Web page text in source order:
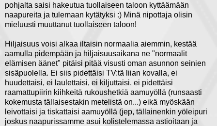
pohjalta saisi hakeutua tuollaiseen taloon kyttäämään
naapureita ja tulemaan kytätyksi :) Minä nipottaja olisin
mieluusti muuttanut tuollaiseen taloon!
Hiljaisuus voisi alkaa iltaisin normaalia aiemmin, kestää
aamulla pidempään ja hiljaisuusaikana ne "normaalit
elämisen äänet" pitäisi pitää visusti oman asunnon seinien
sisäpuolella. Ei siis pidettäisi TV:tä liian kovalla, ei
huudettaisi, ei laulettaisi, ei kiljuttaisi, ei pidettäisi
raamattupiirin kiihkeitä rukoushetkiä aamuyöllä (runsaasti
kokemusta tällaisestakin metelistä on...) eikä myöskään
leivottaisi ja tiskattaisi aamuyöllä (jep, tällainenkin yöleipuri
joskus naapurissamme asui kolistelemassa astioitaan ja